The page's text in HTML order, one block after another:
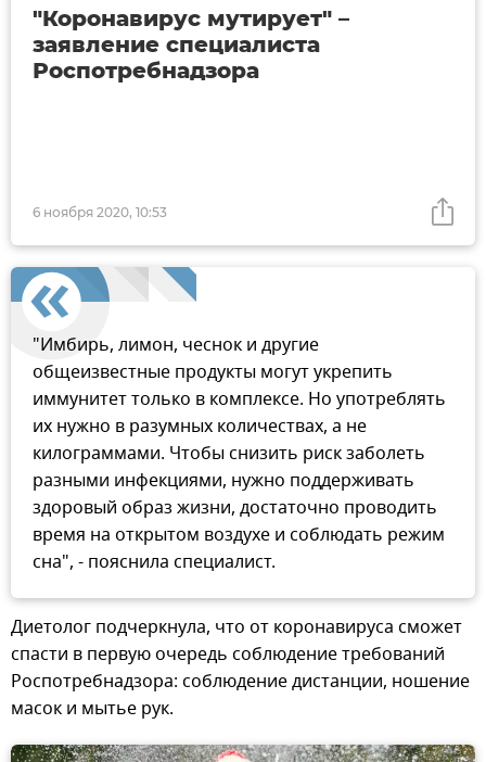
6 ноября 2020, 10:53
"Коронавирус мутирует" –
заявление специалиста
Роспотребнадзора
"Имбирь, лимон, чеснок и другие
общеизвестные продукты могут укрепить
иммунитет только в комплексе. Но употреблять
их нужно в разумных количествах, а не
килограммами. Чтобы снизить риск заболеть
разными инфекциями, нужно поддерживать
здоровый образ жизни, достаточно проводить
время на открытом воздухе и соблюдать режим
сна", - пояснила специалист.
Диетолог подчеркнула, что от коронавируса сможет
спасти в первую очередь соблюдение требований
Роспотребнадзора: соблюдение дистанции, ношение
масок и мытье рук.